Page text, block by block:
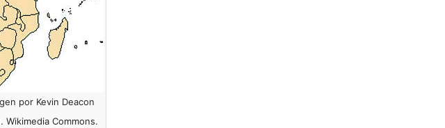
por Kevin Deacon
Wikimedia Commons.